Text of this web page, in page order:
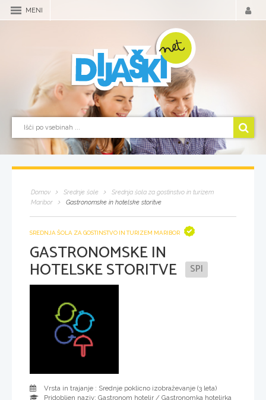
MENI
Domov Srednje šole
Srednja šola za gostinstvo in turizem
Maribor
Gastronomske in hotelske storitve
SREDNJA ŠOLA ZA GOSTINSTVO IN TURIZEM MARIBOR
GASTRONOMSKE IN
HOTELSKE STORITVE SPI
Vrsta in trajanje : Srednje poklicno izobraževanje (3 leta)
Pridobljen naziv: Gastronom hotelir / Gastronomka hotelirka